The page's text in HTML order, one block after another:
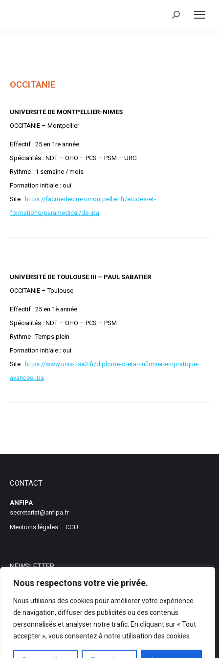
Nous respectons votre vie privée.
Nous utilisons des cookies pour améliorer votre expérience
de navigation, diffuser des publicités ou des contenus
personnalisés et analyser notre trafic. En cliquant sur « Tout
accepter », vous consentez à notre utilisation des cookies.
Recherche
OCCITANIE
UNIVERSITÉ DE MONTPELLIER-NIMES
OCCITANIE – Montpellier
Effectif : 25 en 1re année
Spécialités : NDT – OHO – PCS – PSM – URG
Rythme : 1 semaine / mois
Formation initiale : oui
Site : https://facmedecine.umontpellier.fr/etudes-et-
formations/paramedical/de-ipa
UNIVERSITÉ DE TOULOUSE III – PAUL SABATIER
OCCITANIE – Toulouse
Effectif : 25 en 1è année
Spécialités : NDT – OHO – PCS – PSM
Rythme : Temps plein
Formation initiale : oui
Site : https://www.univ-tlse3.fr/diplome-d-etat-infirmier-en-pratique-
avancee-ipa
CONTACT
ANFIPA
secretariat@anfipa.fr
Mentions légales – CGU
NEWSLETTER